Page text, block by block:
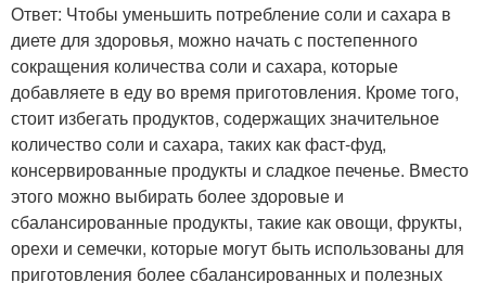
Ответ: Чтобы уменьшить потребление соли и сахара в
диете для здоровья, можно начать с постепенного
сокращения количества соли и сахара, которые
добавляете в еду во время приготовления. Кроме того,
стоит избегать продуктов, содержащих значительное
количество соли и сахара, таких как фаст-фуд,
консервированные продукты и сладкое печенье. Вместо
этого можно выбирать более здоровые и
сбалансированные продукты, такие как овощи, фрукты,
орехи и семечки, которые могут быть использованы для
приготовления более сбалансированных и полезных